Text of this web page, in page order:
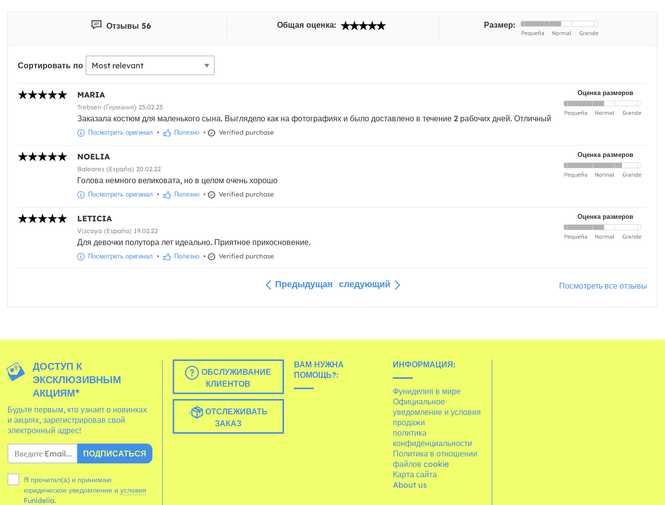
Отзывы 56 Общая оценка: Размер:
Сортировать по
Оценка размеров
MARIA
Trebsen (Германия) 25.02.23
Заказала костюм для маленького сына. Выглядело как на фотографиях и было доставлено в течение 2 рабочих дней. Отличный
Посмотреть оригинал • Полезно • Verified purchase
Оценка размеров
NOELIA
Baleares (España) 20.02.22
Голова немного великовата, но в целом очень хорошо
Посмотреть оригинал • Полезно • Verified purchase
Оценка размеров
LETICIA
Vizcaya (España) 19.02.22
Для девочки полутора лет идеально. Приятное прикосновение.
Посмотреть оригинал • Полезно • Verified purchase
Предыдущая следующий Посмотреть все отзывы
ДОСТУП К
ЭКСКЛЮЗИВНЫМ
АКЦИЯМ*
Будьте первым, кто узнает о новинках
и акциях, зарегистрировав свой
электронный адрес!
ПОДПИСАТЬСЯ
Я прочитал(а) и принимаю
юридическое уведомление и условия
Funidelia.
ОБСЛУЖИВАНИЕ
КЛИЕНТОВ
ОТСЛЕЖИВАТЬ
ЗАКАЗ
ВАМ НУЖНА
ПОМОЩЬ?:
ИНФОРМАЦИЯ:
Фуниделия в мире
Официальное
уведомление и условия
продажи
политика
конфиденциальности
Политика в отношении
файлов cookie
Карта сайта
About us